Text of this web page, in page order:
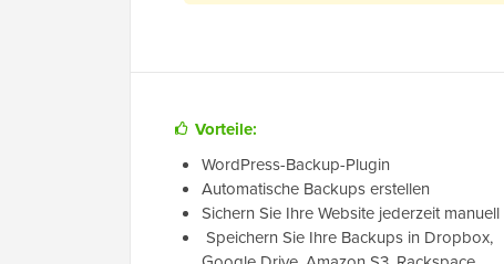
Vorteile:
WordPress-Backup-Plugin
Automatische Backups erstellen
Sichern Sie Ihre Website jederzeit manuell
Speichern Sie Ihre Backups in Dropbox,